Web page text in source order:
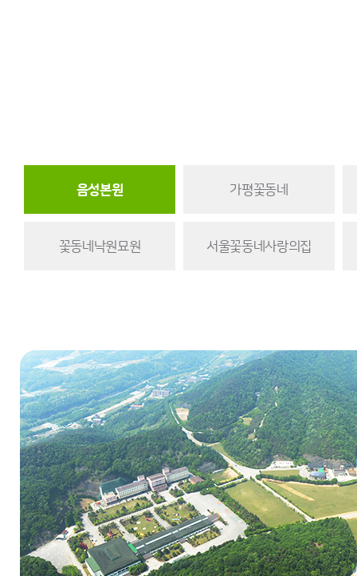
음성본원 가평꽃동네
꽃동네낙원묘원 서울꽃동네사랑의집